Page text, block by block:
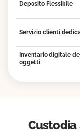
Deposito Flessibile
Servizio clienti
Inventario digitale
oggetti